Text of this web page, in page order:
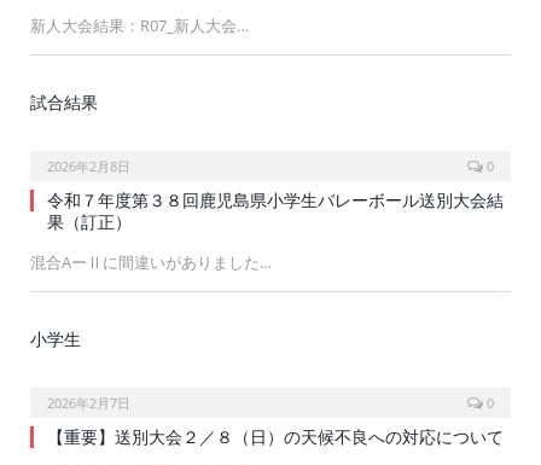
新人大会結果：R07_新人大会…
試合結果
2026年2月8日 0
令和７年度第３８回鹿児島県小学生バレーボール送別大会結
果（訂正）
混合AーⅡに間違いがありました…
小学生
2026年2月7日 0
【重要】送別大会２／８（日）の天候不良への対応について